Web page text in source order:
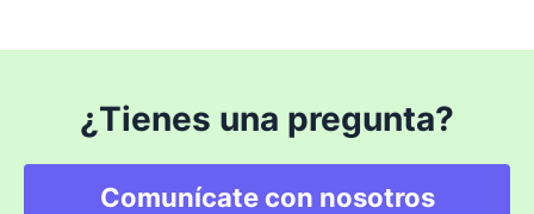
¿Tienes una pregunta?
Comunícate con nosotros